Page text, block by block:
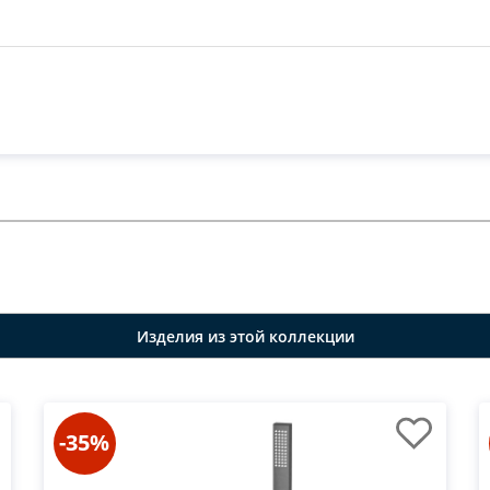
Изделия из этой коллекции
-35%